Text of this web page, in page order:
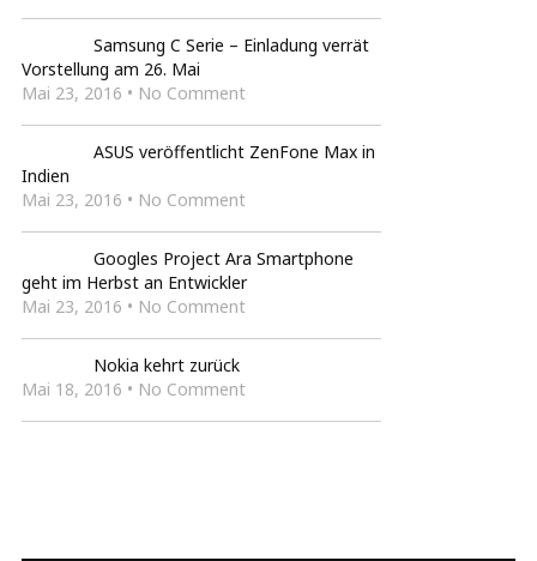
Samsung C Serie – Einladung verrät
Vorstellung am 26. Mai
Mai 23, 2016 • No Comment
ASUS veröffentlicht ZenFone Max in
Indien
Mai 23, 2016 • No Comment
Googles Project Ara Smartphone
geht im Herbst an Entwickler
Mai 23, 2016 • No Comment
Nokia kehrt zurück
Mai 18, 2016 • No Comment